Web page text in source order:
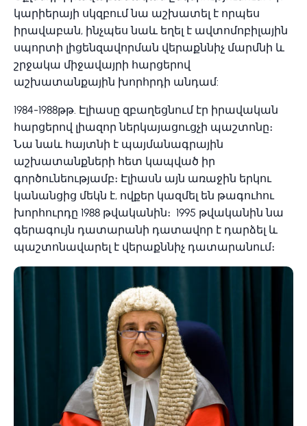
կարիերայի սկզբում նա աշխատել է որպես
իրավաբան, ինչպես նաև եղել է ավտոմոբիլային
սպորտի լիցենզավորման վերաքննիչ մարմնի և
շրջակա միջավայրի հարցերով
աշխատանքային խորհրդի անդամ:
1984-1988թթ. Էլիասը զբաղեցնում էր իրավական
հարցերով լիազոր ներկայացուցչի պաշտոնը։
Նա նաև հայտնի է պայմանագրային
աշխատանքների հետ կապված իր
գործունեությամբ։ Էլիասն այն առաջին երկու
կանանցից մեկն է, ովքեր կազմել են թագուհու
խորհուրդը 1988 թվականին։ 1995 թվականին նա
գերագույն դատարանի դատավոր է դարձել և
պաշտոնավարել է վերաքննիչ դատարանում։